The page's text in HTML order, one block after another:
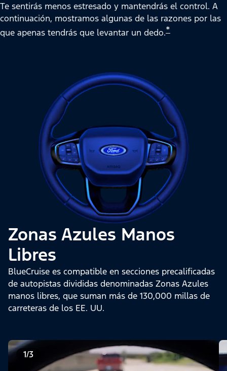
Te sentirás menos estresado y mantendrás el control. A
continuación, mostramos algunas de las razones por las
que apenas tendrás que levantar un dedo.*
Zonas Azules Manos
Libres
BlueCruise es compatible en secciones precalificadas
de autopistas divididas denominadas Zonas Azules
manos libres, que suman más de 130,000 millas de
carreteras de los EE. UU.
1/3